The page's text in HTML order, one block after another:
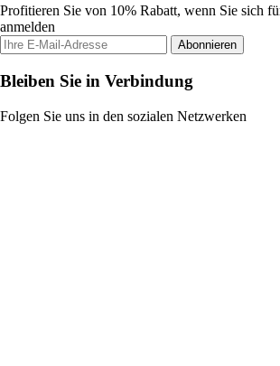
Profitieren Sie von 10% Rabatt, wenn Sie sich
anmelden
Abonnieren
Bleiben Sie in Verbindung
Folgen Sie uns in den sozialen Netzwerken